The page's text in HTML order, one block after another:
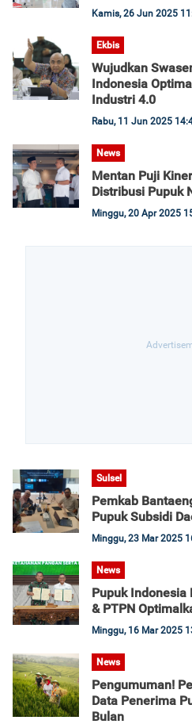
Kamis, 26 Jun 2025
Ekbis
Wujudkan
Indonesia
Industri 4.0
Rabu, 11 Jun 2025
News
Mentan Puji
Distribusi Pupuk
Minggu, 20 Apr 2025
Sulsel
Pemkab
Pupuk Subsidi
Minggu, 23 Mar 2025
News
Pupuk Indonesia
& PTPN
Minggu, 16 Mar 2025
News
Pengumuman!
Data Penerima
Bulan